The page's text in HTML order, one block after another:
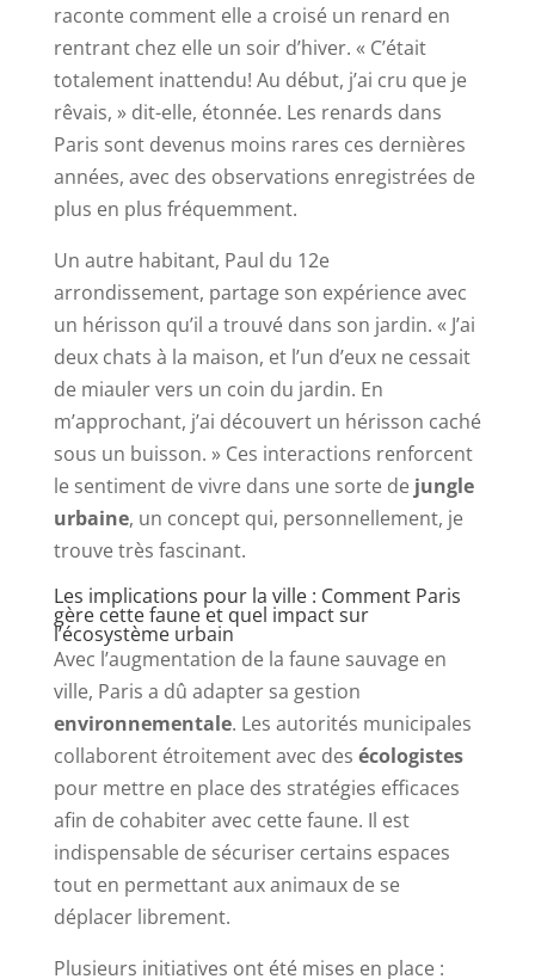
raconte comment elle a croisé un renard en
rentrant chez elle un soir d’hiver. « C’était
totalement inattendu! Au début, j’ai cru que je
rêvais, » dit-elle, étonnée. Les renards dans
Paris sont devenus moins rares ces dernières
années, avec des observations enregistrées de
plus en plus fréquemment.
Un autre habitant, Paul du 12e
arrondissement, partage son expérience avec
un hérisson qu’il a trouvé dans son jardin. « J’ai
deux chats à la maison, et l’un d’eux ne cessait
de miauler vers un coin du jardin. En
m’approchant, j’ai découvert un hérisson caché
sous un buisson. » Ces interactions renforcent
le sentiment de vivre dans une sorte de jungle
urbaine, un concept qui, personnellement, je
trouve très fascinant.
Les implications pour la ville : Comment Paris
gère cette faune et quel impact sur
l’écosystème urbain
Avec l’augmentation de la faune sauvage en
ville, Paris a dû adapter sa gestion
environnementale. Les autorités municipales
collaborent étroitement avec des écologistes
pour mettre en place des stratégies efficaces
afin de cohabiter avec cette faune. Il est
indispensable de sécuriser certains espaces
tout en permettant aux animaux de se
déplacer librement.
Plusieurs initiatives ont été mises en place :